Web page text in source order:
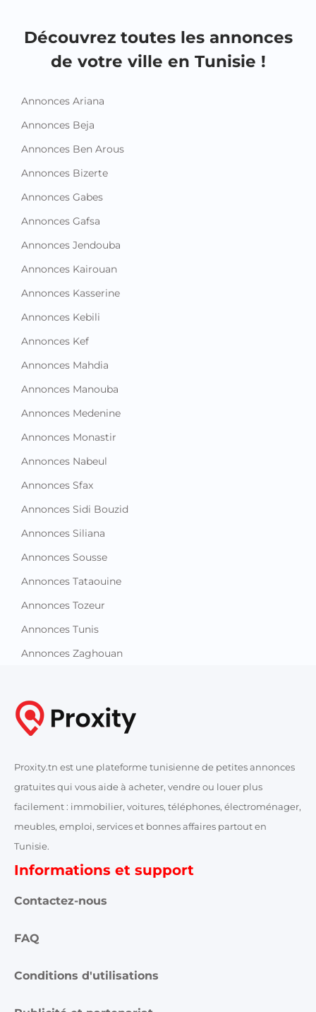
Découvrez toutes les annonces
de votre ville en Tunisie !
Annonces Ariana
Annonces Beja
Annonces Ben Arous
Annonces Bizerte
Annonces Gabes
Annonces Gafsa
Annonces Jendouba
Annonces Kairouan
Annonces Kasserine
Annonces Kebili
Annonces Kef
Annonces Mahdia
Annonces Manouba
Annonces Medenine
Annonces Monastir
Annonces Nabeul
Annonces Sfax
Annonces Sidi Bouzid
Annonces Siliana
Annonces Sousse
Annonces Tataouine
Annonces Tozeur
Annonces Tunis
Annonces Zaghouan
Proxity.tn est une plateforme tunisienne de petites annonces
gratuites qui vous aide à acheter, vendre ou louer plus
facilement : immobilier, voitures, téléphones, électroménager,
meubles, emploi, services et bonnes affaires partout en
Tunisie.
Informations et support
Contactez-nous
FAQ
Conditions d'utilisations